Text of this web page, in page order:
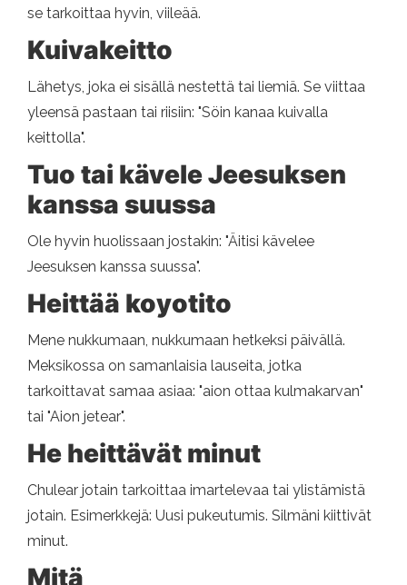
se tarkoittaa hyvin, viileää.
Kuivakeitto
Lähetys, joka ei sisällä nestettä tai liemiä. Se viittaa
yleensä pastaan ​​tai riisiin: "Söin kanaa kuivalla
keittolla".
Tuo tai kävele Jeesuksen
kanssa suussa
Ole hyvin huolissaan jostakin: "Äitisi kävelee
Jeesuksen kanssa suussa".
Heittää koyotito
Mene nukkumaan, nukkumaan hetkeksi päivällä.
Meksikossa on samanlaisia ​​lauseita, jotka
tarkoittavat samaa asiaa: "aion ottaa kulmakarvan"
tai "Aion jetear".
He heittävät minut
Chulear jotain tarkoittaa imartelevaa tai ylistämistä
jotain. Esimerkkejä: Uusi pukeutumis. Silmäni kiittivät
minut.
Mitä